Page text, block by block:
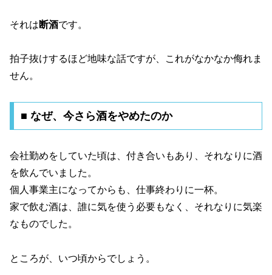
それは断酒です。
拍子抜けするほど地味な話ですが、これがなかなか侮れま
せん。
■ なぜ、今さら酒をやめたのか
会社勤めをしていた頃は、付き合いもあり、それなりに酒
を飲んでいました。
個人事業主になってからも、仕事終わりに一杯。
家で飲む酒は、誰に気を使う必要もなく、それなりに気楽
なものでした。
ところが、いつ頃からでしょう。